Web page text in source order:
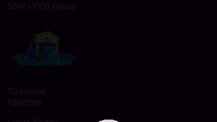
5000+1000 Bonus
Одооноос
₮360'016